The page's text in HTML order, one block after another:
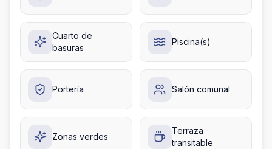
Cuarto de
basuras
Piscina(s)
Portería Salón comunal
Zonas verdes
Terraza
transitable